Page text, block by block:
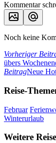
Kommentar
Noch keine
Vorheriger
übers
BeitragNeue
Reise-
Februar
Winterurlaub
Weitere